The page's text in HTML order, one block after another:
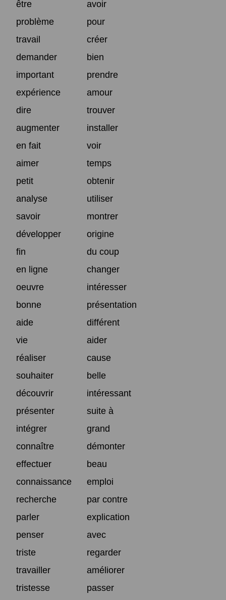
être
avoir
problème
pour
travail
créer
demander
bien
important
prendre
expérience
amour
dire
trouver
augmenter
installer
en fait
voir
aimer
temps
petit
obtenir
analyse
utiliser
savoir
montrer
développer
origine
fin
du coup
en ligne
changer
oeuvre
intéresser
bonne
présentation
aide
différent
vie
aider
réaliser
cause
souhaiter
belle
découvrir
intéressant
présenter
suite à
intégrer
grand
connaître
démonter
effectuer
beau
connaissance
emploi
recherche
par contre
parler
explication
penser
avec
triste
regarder
travailler
améliorer
tristesse
passer